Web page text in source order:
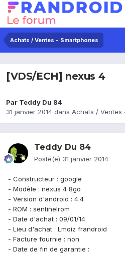
Achats / Ventes - Smartphones
[VDS/ECH] nexus 4
Par Teddy Du 84
31 janvier 2014 dans Achats / Ventes
Teddy Du 84
Posté(e) 31 janvier 2014
- Constructeur : google
- Modèle : nexus 4 8go
- Version d'android : 4.4
- ROM : sentinelrom
- Date d'achat : 09/01/14
- Lieu d'achat : Lmoiz frandroid
- Facture fournie : non
- Date de fin de garantie :